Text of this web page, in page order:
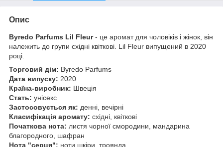
Опис
Byredo Parfums Lil Fleur- це аромат для чоловіків і жінок, він
належить до групи східні квіткові. Lil Fleur випущений в 2020
році.
Торговий дім: Byredo Parfums
Дата випуску: 2020
Країна-виробник: Швеція
Стать: унісекс
Застосовується як: денні, вечірні
Класифікація аромату: східні, квіткові
Початкова нота: листя чорної смородини, мандарина
благородного, шафран
Нота "серця": ноти шкіри, троянда